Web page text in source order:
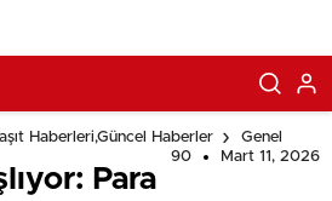
Haberleri,Güncel Haberler
Genel
90
Mart 11, 2026
Para